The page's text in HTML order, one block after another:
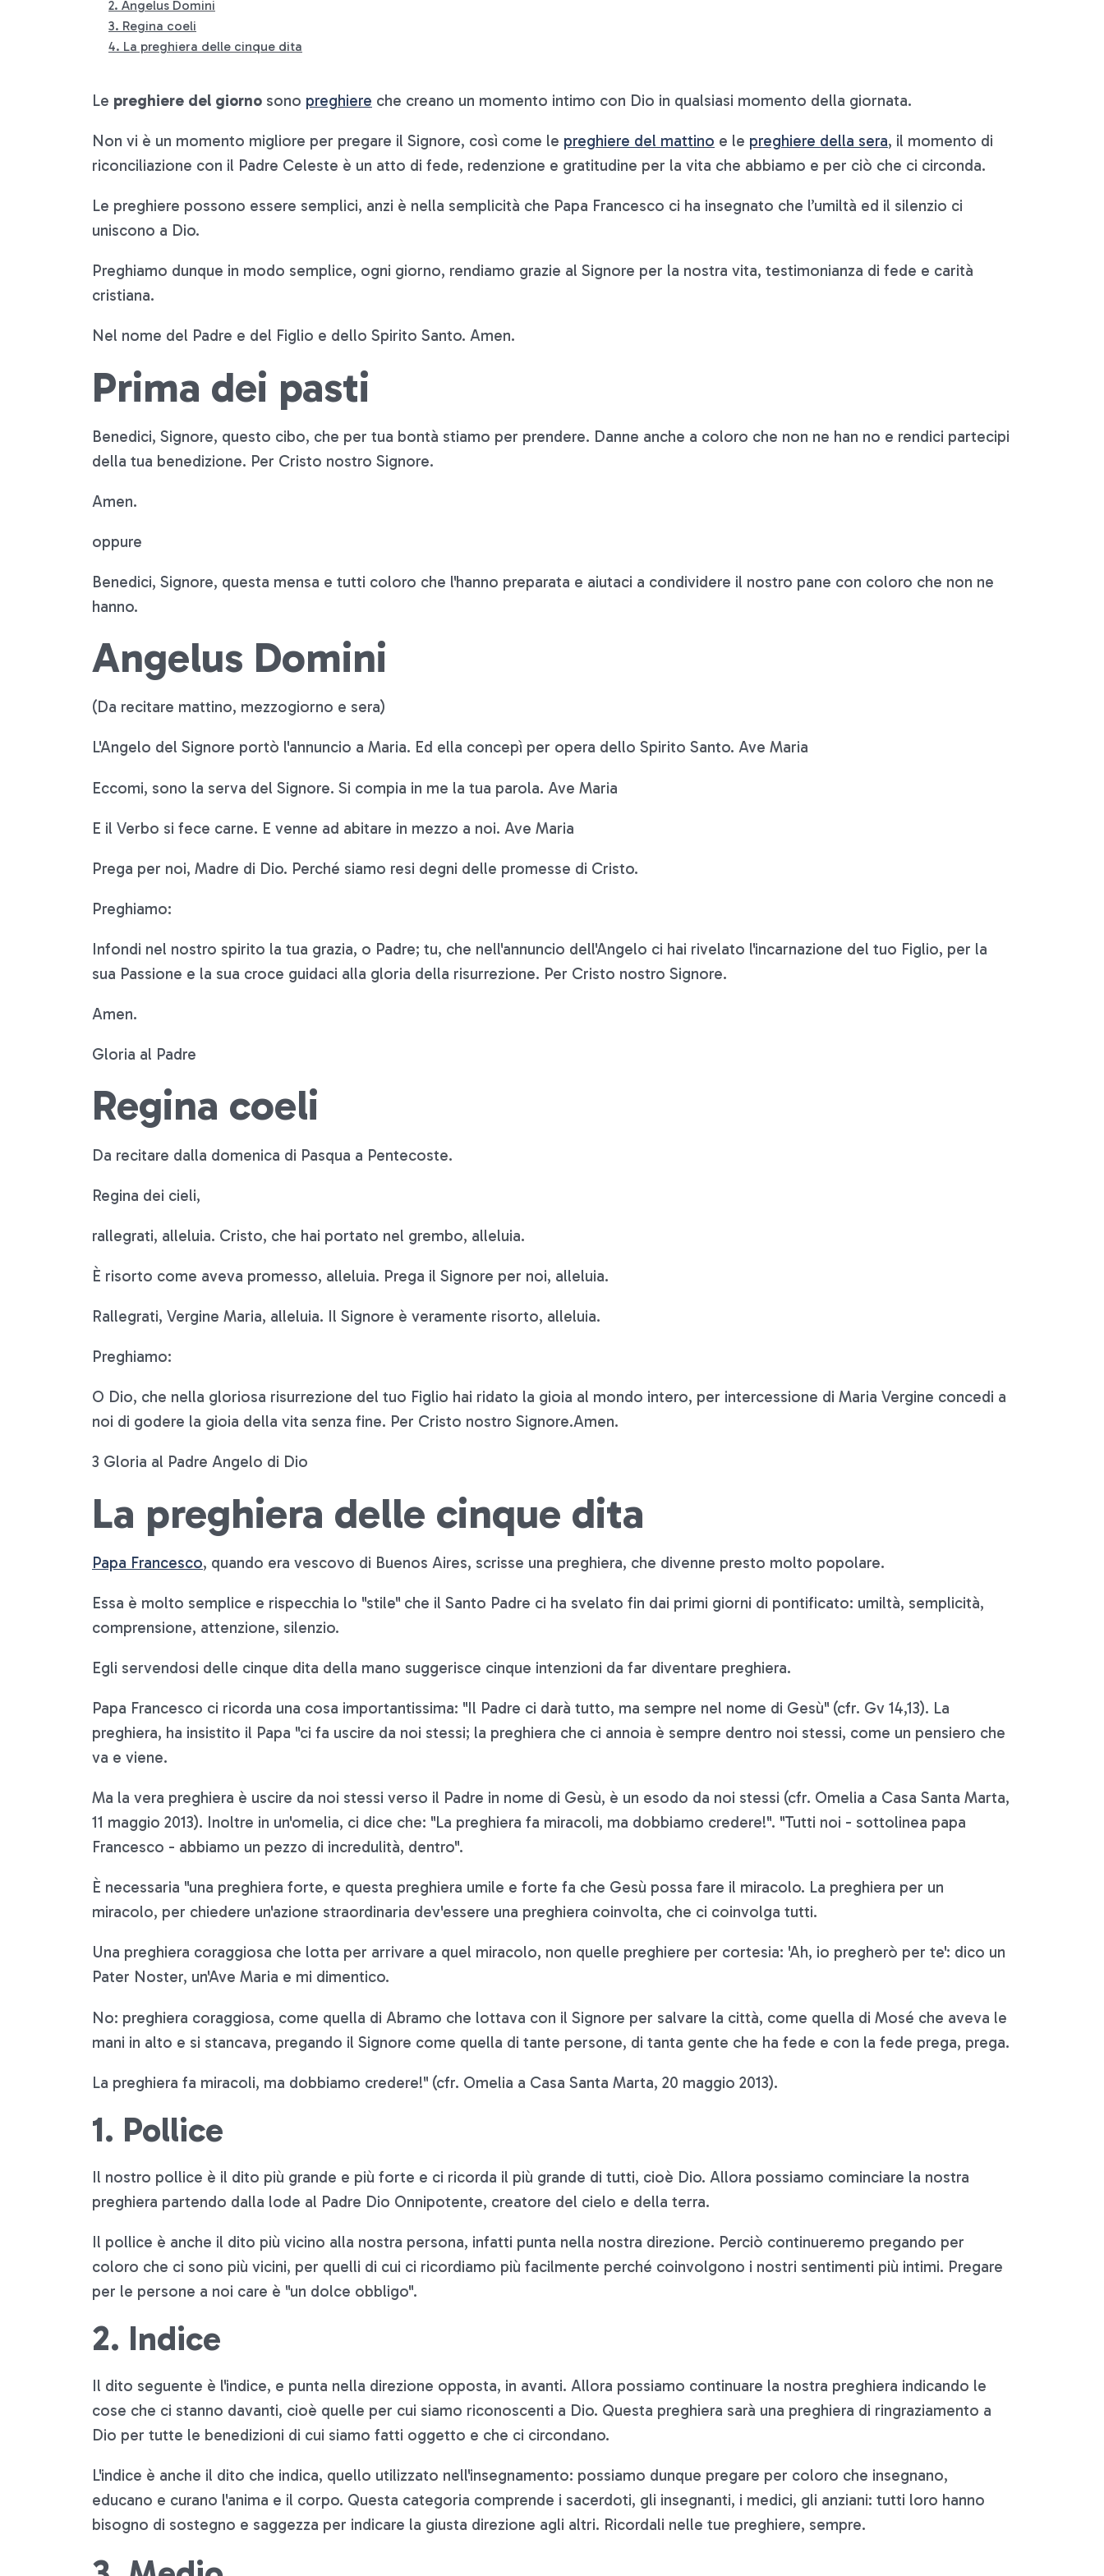
Angelus Domini
Regina coeli
La preghiera delle cinque dita
3. Medio
5. Mignolo
Le preghiere del giorno sono preghiere che creano un momento intimo con Dio in qualsiasi momento della giornata.
Non vi è un momento migliore per pregare il Signore, così come le preghiere del mattino e le preghiere della sera, il momento di
riconciliazione con il Padre Celeste è un atto di fede, redenzione e gratitudine per la vita che abbiamo e per ciò che ci circonda.
Le preghiere possono essere semplici, anzi è nella semplicità che Papa Francesco ci ha insegnato che l’umiltà ed il silenzio ci
uniscono a Dio.
Preghiamo dunque in modo semplice, ogni giorno, rendiamo grazie al Signore per la nostra vita, testimonianza di fede e carità
cristiana.
Nel nome del Padre e del Figlio e dello Spirito Santo. Amen.
Prima dei pasti
Benedici, Signore, questo cibo, che per tua bontà stiamo per prendere. Danne anche a coloro che non ne han no e rendici partecipi
della tua benedizione. Per Cristo nostro Signore.
Amen.
oppure
Benedici, Signore, questa mensa e tutti coloro che l'hanno preparata e aiutaci a condividere il nostro pane con coloro che non ne
hanno.
Angelus Domini
(Da recitare mattino, mezzogiorno e sera)
L'Angelo del Signore portò l'annuncio a Maria. Ed ella concepì per opera dello Spirito Santo. Ave Maria
Eccomi, sono la serva del Signore. Si compia in me la tua parola. Ave Maria
E il Verbo si fece carne. E venne ad abitare in mezzo a noi. Ave Maria
Prega per noi, Madre di Dio. Perché siamo resi degni delle promesse di Cristo.
Preghiamo:
Infondi nel nostro spirito la tua grazia, o Padre; tu, che nell'annuncio dell'Angelo ci hai rivelato l'incarnazione del tuo Figlio, per la
sua Passione e la sua croce guidaci alla gloria della risurrezione. Per Cristo nostro Signore.
Amen.
Gloria al Padre
Regina coeli
Da recitare dalla domenica di Pasqua a Pentecoste.
Regina dei cieli,
rallegrati, alleluia. Cristo, che hai portato nel grembo, alleluia.
È risorto come aveva promesso, alleluia. Prega il Signore per noi, alleluia.
Rallegrati, Vergine Maria, alleluia. Il Signore è veramente risorto, alleluia.
Preghiamo:
O Dio, che nella gloriosa risurrezione del tuo Figlio hai ridato la gioia al mondo intero, per intercessione di Maria Vergine concedi a
noi di godere la gioia della vita senza fine. Per Cristo nostro Signore.Amen.
3 Gloria al Padre Angelo di Dio
La preghiera delle cinque dita
Papa Francesco, quando era vescovo di Buenos Aires, scrisse una preghiera, che divenne presto molto popolare.
Essa è molto semplice e rispecchia lo "stile" che il Santo Padre ci ha svelato fin dai primi giorni di pontificato: umiltà, semplicità,
comprensione, attenzione, silenzio.
Egli servendosi delle cinque dita della mano suggerisce cinque intenzioni da far diventare preghiera.
Papa Francesco ci ricorda una cosa importantissima: "Il Padre ci darà tutto, ma sempre nel nome di Gesù" (cfr. Gv 14,13). La
preghiera, ha insistito il Papa "ci fa uscire da noi stessi; la preghiera che ci annoia è sempre dentro noi stessi, come un pensiero che
va e viene.
Ma la vera preghiera è uscire da noi stessi verso il Padre in nome di Gesù, è un esodo da noi stessi (cfr. Omelia a Casa Santa Marta,
11 maggio 2013). Inoltre in un'omelia, ci dice che: "La preghiera fa miracoli, ma dobbiamo credere!". "Tutti noi - sottolinea papa
Francesco - abbiamo un pezzo di incredulità, dentro".
È necessaria "una preghiera forte, e questa preghiera umile e forte fa che Gesù possa fare il miracolo. La preghiera per un
miracolo, per chiedere un'azione straordinaria dev'essere una preghiera coinvolta, che ci coinvolga tutti.
Una preghiera coraggiosa che lotta per arrivare a quel miracolo, non quelle preghiere per cortesia: 'Ah, io pregherò per te': dico un
Pater Noster, un'Ave Maria e mi dimentico.
No: preghiera coraggiosa, come quella di Abramo che lottava con il Signore per salvare la città, come quella di Mosé che aveva le
mani in alto e si stancava, pregando il Signore come quella di tante persone, di tanta gente che ha fede e con la fede prega, prega.
La preghiera fa miracoli, ma dobbiamo credere!" (cfr. Omelia a Casa Santa Marta, 20 maggio 2013).
1. Pollice
Il nostro pollice è il dito più grande e più forte e ci ricorda il più grande di tutti, cioè Dio. Allora possiamo cominciare la nostra
preghiera partendo dalla lode al Padre Dio Onnipotente, creatore del cielo e della terra.
Il pollice è anche il dito più vicino alla nostra persona, infatti punta nella nostra direzione. Perciò continueremo pregando per
coloro che ci sono più vicini, per quelli di cui ci ricordiamo più facilmente perché coinvolgono i nostri sentimenti più intimi. Pregare
per le persone a noi care è "un dolce obbligo".
2. Indice
Il dito seguente è l'indice, e punta nella direzione opposta, in avanti. Allora possiamo continuare la nostra preghiera indicando le
cose che ci stanno davanti, cioè quelle per cui siamo riconoscenti a Dio. Questa preghiera sarà una preghiera di ringraziamento a
Dio per tutte le benedizioni di cui siamo fatti oggetto e che ci circondano.
L'indice è anche il dito che indica, quello utilizzato nell'insegnamento: possiamo dunque pregare per coloro che insegnano,
educano e curano l'anima e il corpo. Questa categoria comprende i sacerdoti, gli insegnanti, i medici, gli anziani: tutti loro hanno
bisogno di sostegno e saggezza per indicare la giusta direzione agli altri. Ricordali nelle tue preghiere, sempre.